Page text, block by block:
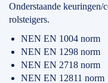
Onderstaande
rolsteigers.
NEN EN 1004 norm
NEN EN 1298 norm
NEN EN 2718 norm
NEN EN 12811 norm